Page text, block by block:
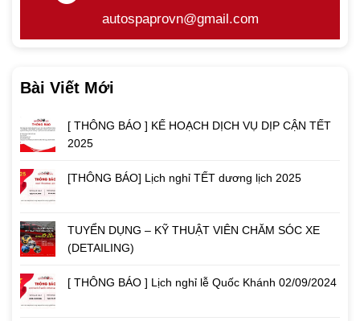
autospaprovn@gmail.com
Bài Viết Mới
[ THÔNG BÁO ] KẾ HOẠCH DỊCH VỤ DỊP CẬN TẾT
2025
[THÔNG BÁO] Lịch nghỉ TẾT dương lịch 2025
TUYỂN DỤNG – KỸ THUẬT VIÊN CHĂM SÓC XE
(DETAILING)
[ THÔNG BÁO ] Lịch nghỉ lễ Quốc Khánh 02/09/2024